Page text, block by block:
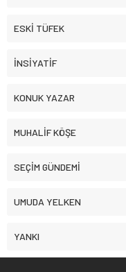
ESKİ TÜFEK
İNSİYATİF
KONUK YAZAR
MUHALİF KÖŞE
SEÇİM GÜNDEMİ
UMUDA YELKEN
YANKI